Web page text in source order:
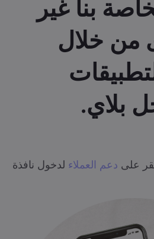
بنا غير
من خلال
بلاي.
على دعم العملاء لدخول نافذة